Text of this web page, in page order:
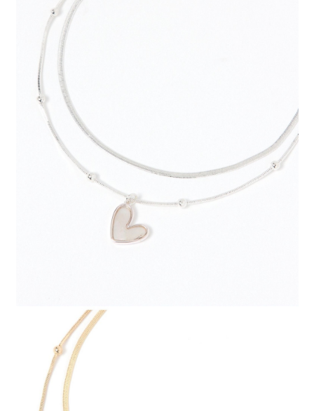
2.透過簡訊連結打開帳單後，可選擇「超商條碼／台灣大直營門市／銀行轉
帳／街口支付／iPASS MONEY」等通路繳費。
【注意事項】
1.本服務係由「台灣大哥大股份有限公司」（以下簡稱本公司）所提供，讓
用戶於交易時，得透過本服務購買商品或服務，並由商店將買賣／分期付款
買賣價金債權讓與本公司後，依約使用本公司帳單繳交帳款。
2.基於同意付款使用「大哥付你分期」之契約關係目的，商店將以您的個人
資料（包含姓名、電話或地址）提供予台灣大哥大進項蒐集、處理及利用，
由本公司與您本人進行分期帳單所需資料之確認、核對及更正。
3.完整用戶服務條款，請詳閱以下連結：
１．於結帳方式選擇「AFTEE先享後付」後，將跳轉至「AFTEE先享後付」
結帳頁面，進行簡訊認證並確認金額後，即可完成結帳。
２．訂單成立數日內，您將收到繳費通知簡訊。
３．收到繳費通知簡訊後14天內，點擊此簡訊中的連結，可透過四大超商／
ATM／網路銀行／等多元方式進行付款，方視為交易完成。
※ 請注意：結帳手續完成當下不需立刻繳費，但若您需要取消訂單，請聯絡
購買商品的店家。未經商家同意取消之訂單仍視為有效，需透過AFTEE先享
後付繳納相關費用。
※ 交易是否成功請以「AFTEE先享後付 」之結帳頁面顯示為準，若有關於
是否繳費成功／繳費後需取消欲退款等相關疑問，請聯繫「AFTEE先享後付
客戶支援中心」
https://netprotections.freshdesk.com/support/home
【注意事項】
１．透過由恩沛科技股份有限公司提供之「AFTEE先享後付」服務完成之交
易，需依本服務之必要範圍內提供個人資料，並將交易相關給付款項請求債
權轉讓予恩沛科技股份有限公司。
２．關於個人資料處理事宜，請瀏覽以下網址：
３．未成年的使用者請事先徵得法定代理人或監護人之同意方可使用
「AFTEE先享後付」，若未經同意申辦者引起之損失，本公司不負相關責
恩沛科技股份有限公司將有權停止該用戶之使用額度並採取法律行動。
每筆NT$80，滿NT$888(含以上)免運費
7-11 取貨付款
每筆NT$80，滿NT$1,500(含以上)免運費
付款後 7-11取貨
每筆NT$80，滿NT$1,500(含以上)免運費
每筆NT$80，滿NT$1,500(含以上)免運費